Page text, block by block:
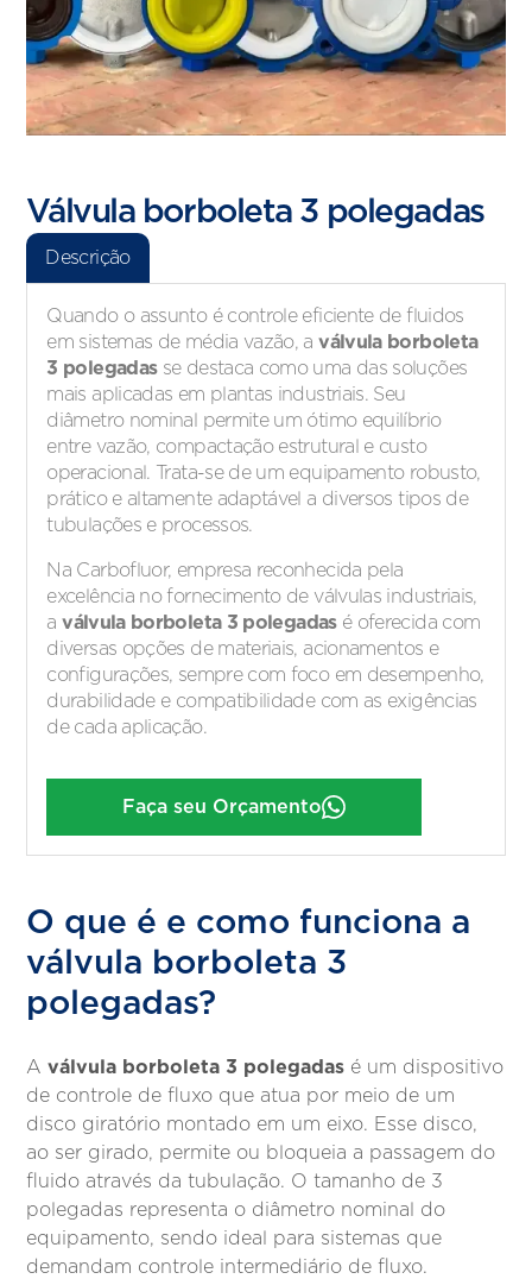
Válvula borboleta 3 polegadas
Descrição
Quando o assunto é controle eficiente de fluidos
em sistemas de média vazão, a válvula borboleta
3 polegadasse destaca como uma das soluções
mais aplicadas em plantas industriais. Seu
diâmetro nominal permite um ótimo equilíbrio
entre vazão, compactação estrutural e custo
operacional. Trata-se de um equipamento robusto,
prático e altamente adaptável a diversos tipos de
tubulações e processos.
Na Carbofluor, empresa reconhecida pela
excelência no fornecimento de válvulas industriais,
aválvula borboleta 3 polegadasé oferecida com
diversas opções de materiais, acionamentos e
configurações, sempre com foco em desempenho,
durabilidade e compatibilidade com as exigências
de cada aplicação.
Faça seu Orçamento
O que é e como funciona a
válvula borboleta 3
polegadas?
A válvula borboleta 3 polegadas é um dispositivo
de controle de fluxo que atua por meio de um
disco giratório montado em um eixo. Esse disco,
ao ser girado, permite ou bloqueia a passagem do
fluido através da tubulação. O tamanho de 3
polegadas representa o diâmetro nominal do
equipamento, sendo ideal para sistemas que
demandam controle intermediário de fluxo.